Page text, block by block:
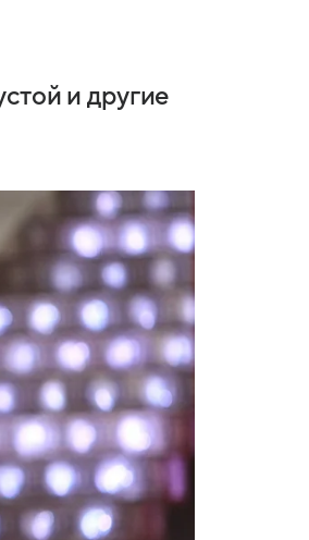
и другие